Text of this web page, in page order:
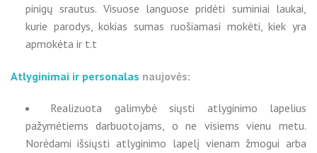
pinigų srautus. Visuose languose pridėti suminiai laukai,
kurie parodys, kokias sumas ruošiamasi mokėti, kiek yra
apmokėta ir t.t
Atlyginimai ir personalas naujovės:
Realizuota galimybė siųsti atlyginimo lapelius
pažymėtiems darbuotojams, o ne visiems vienu metu.
Norėdami išsiųsti atlyginimo lapelį vienam žmogui arba